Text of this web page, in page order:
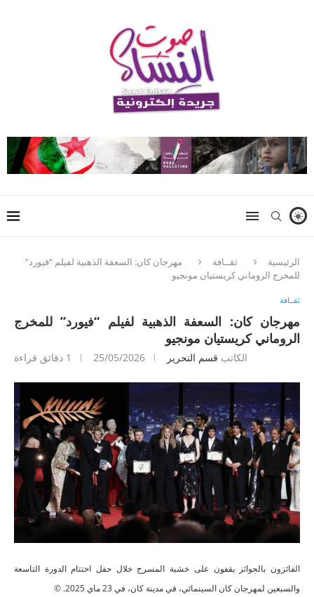
الرئيسية ثقــافة
مهرجان كان: السعفة الذهبية لفيلم “فيورد”
للمخرج الروماني كريستيان مونجيو
ثقــافة
مهرجان كان: السعفة الذهبية لفيلم “فيورد” للمخرج
الروماني كريستيان مونجيو
الكاتب قسم التحرير 25/05/2026 1 دقائق قراءة
الفائزون بالجوائز يقفون على خشبة المسرح خلال حفل اختتام الدورة التاسعة
والسبعين لمهرجان كان السينمائي، في مدينة كان، في 23 ماي 2025. ©